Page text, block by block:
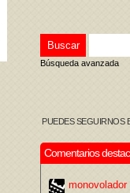
Búsqueda avanzada
PUEDES SEGUIRNOS
Comentarios
monovolador